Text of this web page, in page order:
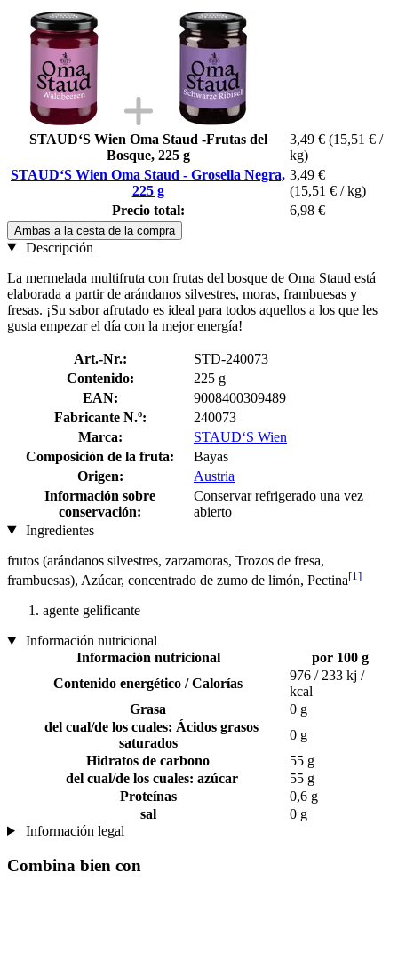
STAUD‘S Wien Oma Staud -Frutas del
Bosque, 225 g
3,49 € (15,51 € /
kg)
STAUD‘S Wien Oma Staud - Grosella Negra,
225 g
3,49 €
(15,51 € / kg)
Precio total:
6,98 €
Ambas a la cesta de la compra
Descripción
La mermelada multifruta con frutas del bosque de Oma Staud está
elaborada a partir de arándanos silvestres, moras, frambuesas y
fresas. ¡Su sabor afrutado es ideal para todos aquellos a los que les
gusta empezar el día con la mejor energía!
Art.-Nr.:
STD-240073
Contenido:
225 g
EAN:
9008400309489
Fabricante N.º:
240073
Marca:
STAUD‘S Wien
Composición de la fruta:
Bayas
Origen:
Austria
Información sobre
conservación:
Conservar refrigerado una vez
abierto
Ingredientes
frutos (arándanos silvestres, zarzamoras, Trozos de fresa,
frambuesas), Azúcar, concentrado de zumo de limón, Pectina[1]
agente gelificante
Información nutricional
Información nutricional
por 100 g
Contenido energético / Calorías
976 / 233 kj /
kcal
Grasa
0 g
del cual/de los cuales: Ácidos grasos
saturados
0 g
Hidratos de carbono
55 g
del cual/de los cuales: azúcar
55 g
Proteínas
0,6 g
sal
0 g
Información legal
Combina bien con